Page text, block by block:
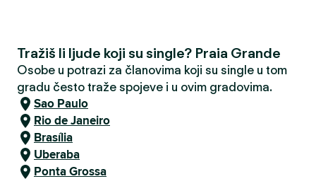
Tražiš li ljude koji su single? Praia Grande
Osobe u potrazi za članovima koji su single u tom
gradu često traže spojeve i u ovim gradovima.
Sao Paulo
Rio de Janeiro
Brasília
Uberaba
Ponta Grossa